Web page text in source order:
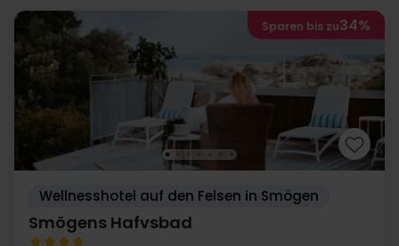
Sparen bis zu34%
Wellnesshotel auf den Felsen in Smögen
Smögens Hafvsbad